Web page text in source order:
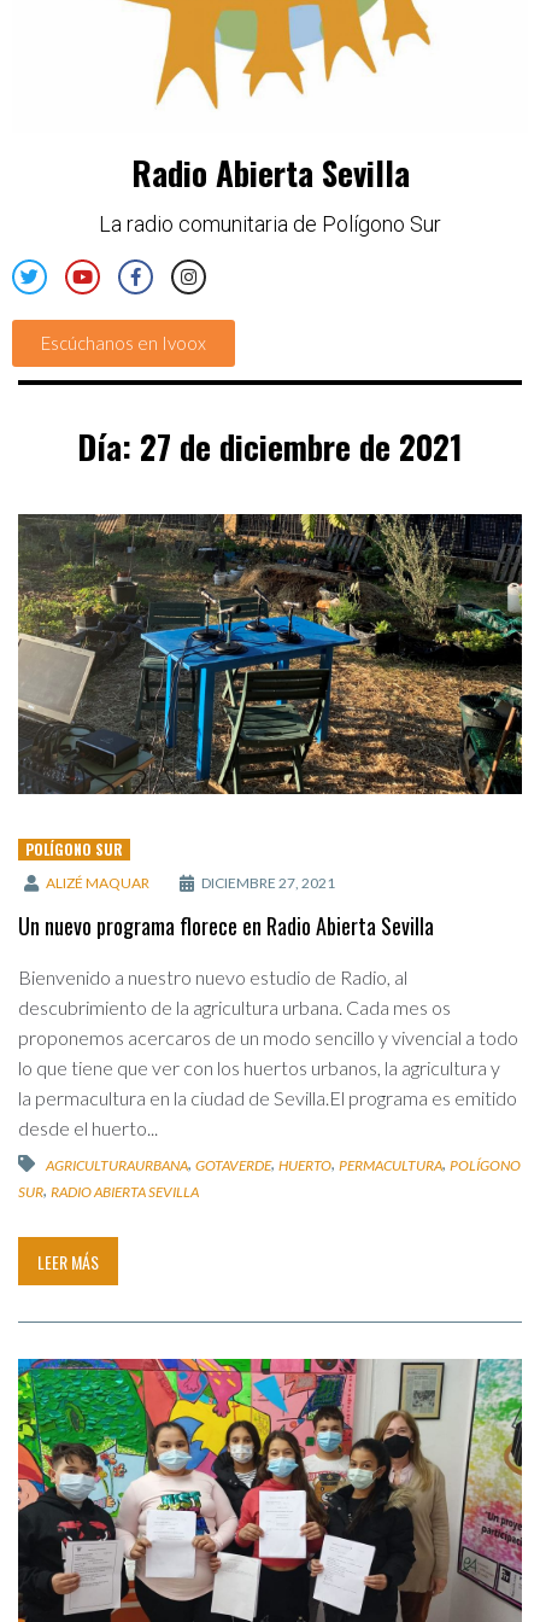
Radio Abierta Sevilla
La radio comunitaria de Polígono Sur
Escúchanos en Ivoox
Día: 27 de diciembre de 2021
POLÍGONO SUR
ALIZÉ MAQUAR DICIEMBRE 27, 2021
Un nuevo programa florece en Radio Abierta Sevilla
Bienvenido a nuestro nuevo estudio de Radio, al
descubrimiento de la agricultura urbana. Cada mes os
proponemos acercaros de un modo sencillo y vivencial a todo
lo que tiene que ver con los huertos urbanos, la agricultura y
la permacultura en la ciudad de Sevilla.El programa es emitido
desde el huerto...
AGRICULTURAURBANA, GOTAVERDE, HUERTO, PERMACULTURA, POLÍGONO
SUR, RADIO ABIERTA SEVILLA
LEER MÁS